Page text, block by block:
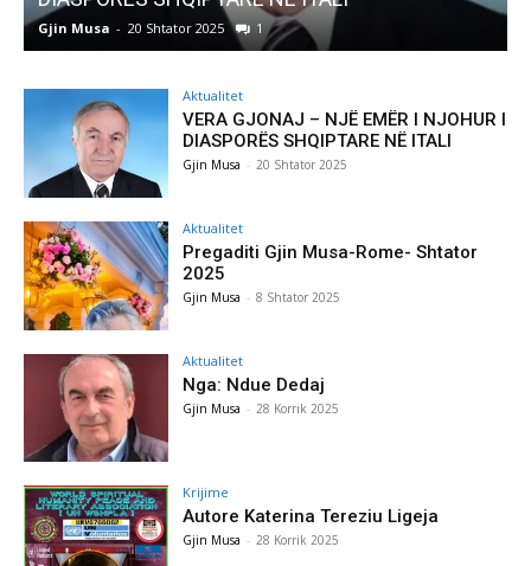
Gjin Musa - 8 Shtator 2025 0
Aktualitet
VERA GJONAJ – NJË EMËR I NJOHUR I
DIASPORËS SHQIPTARE NË ITALI
Gjin Musa - 20 Shtator 2025
Aktualitet
Pregaditi Gjin Musa-Rome- Shtator
2025
Gjin Musa - 8 Shtator 2025
Aktualitet
Nga: Ndue Dedaj
Gjin Musa - 28 Korrik 2025
Krijime
Autore Katerina Tereziu Ligeja
Gjin Musa - 28 Korrik 2025